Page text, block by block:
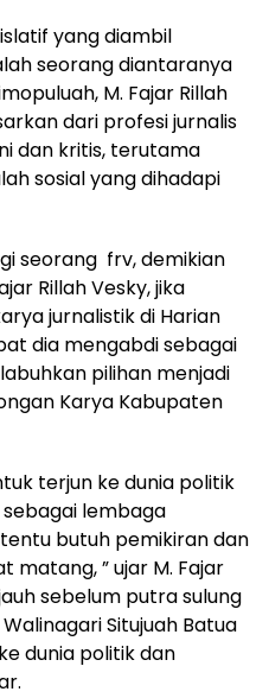
yang diambil
seorang diantaranya
M. Fajar Rillah
dari profesi jurnalis
dan kritis, terutama
sosial yang dihadapi
seorang frv, demikian
Rillah Vesky, jika
jurnalistik di Harian
dia mengabdi sebagai
pilihan menjadi
Karya Kabupaten
terjun ke dunia politik
lembaga
butuh pemikiran dan
” ujar M. Fajar
sebelum putra sulung
Situjuah Batua
dunia politik dan